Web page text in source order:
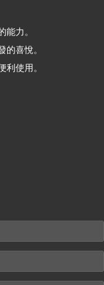
力。
喜悅。
使用。